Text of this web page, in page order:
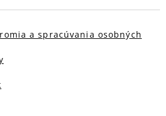
a spracúvania osobných